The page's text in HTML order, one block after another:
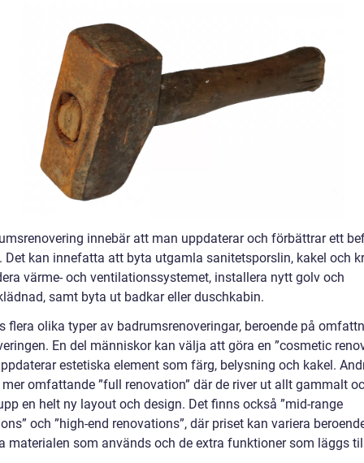
innebär att man uppdaterar och förbättrar ett
Det kan innefatta att byta utgamla sanitetsporslin, kakel och
värme- och ventilationssystemet, installera nytt golv och
samt byta ut badkar eller duschkabin.
flera olika typer av badrumsrenoveringar, beroende på
En del människor kan välja att göra en ”cosmetic
estetiska element som färg, belysning och kakel.
omfattande ”full renovation” där de river ut allt gammalt
en helt ny layout och design. Det finns också ”mid-range
och ”high-end renovations”, där priset kan variera
materialen som används och de extra funktioner som läggs